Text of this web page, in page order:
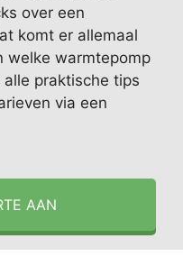
over een
komt er allemaal
welke warmtepomp
praktische tips
via een
AAN